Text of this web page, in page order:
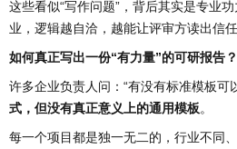
这些看似“写作问题”，背后其实是专业
业，逻辑越自洽，越能让评审方读出信任
如何真正写出一份“有力量”的可研报告？
许多企业负责人问：“有没有标准模板可
式，但没有真正意义上的通用模板。
每一个项目都是独一无二的，行业不同